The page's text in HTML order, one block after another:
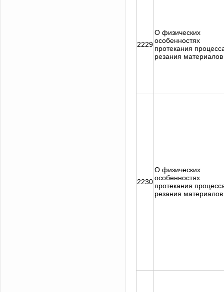
2229
О физических
особенностях
протекания
резания материалов
2230
О физических
особенностях
протекания
резания материалов